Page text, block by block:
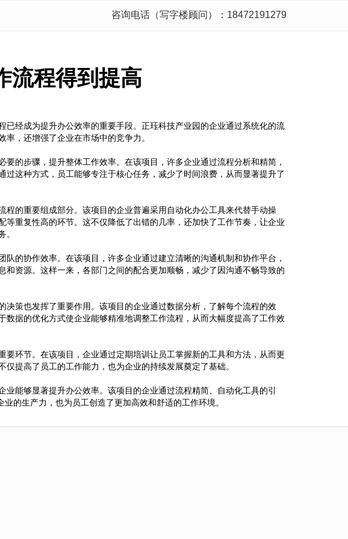
咨询电话（写字楼顾问）：18472191279
流程得到提高
已经成为提升办公效率的重要手段。正珏科技产业园的企业通过系统化的流
，还增强了企业在市场中的竞争力。
要的步骤，提升整体工作效率。在该项目，许多企业通过流程分析和精简，
过这种方式，员工能够专注于核心任务，减少了时间浪费，从而显著提升了
程的重要组成部分。该项目的企业普遍采用自动化办公工具来代替手动操
等重复性高的环节。这不仅降低了出错的几率，还加快了工作节奏，让企业
。
队的协作效率。在该项目，许多企业通过建立清晰的沟通机制和协作平台，
和资源。这样一来，各部门之间的配合更加顺畅，减少了因沟通不畅导致的
决策也发挥了重要作用。该项目的企业通过数据分析，了解每个流程的效
数据的优化方式使企业能够精准地调整工作流程，从而大幅度提高了工作效
要环节。在该项目，企业通过定期培训让员工掌握新的工具和方法，从而更
仅提高了员工的工作能力，也为企业的持续发展奠定了基础。
业能够显著提升办公效率。该项目的企业通过流程精简、自动化工具的引
的生产力，也为员工创造了更加高效和舒适的工作环境。